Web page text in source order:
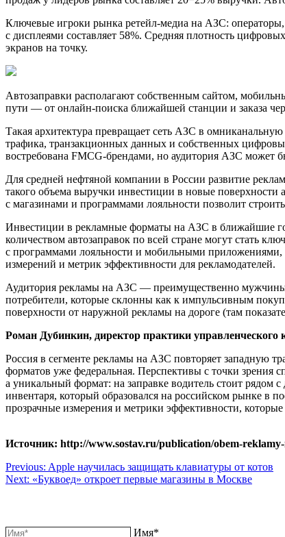
Ключевые игроки рынка ретейл-медиа на АЗС:
с дисплеями составляет 58%. Средняя плотность
экранов на точку.
Автозаправки располагают собственным сайтом,
пути — от онлайн-поиска ближайшей станции и заказа
Такая архитектура превращает сеть АЗС в
трафика, транзакционных данных и собственных
востребована FMCG-брендами, но аудитория АЗС может
Для средней нефтяной компании в России развитие
такого объема выручки инвестиции в новые
с магазинами и программами лояльности позволит
Инвестиции в рекламные форматы на АЗС в ближайшие
количеством автозаправок по всей стране могут стать
с программами лояльности и мобильными приложениями,
измерений и метрик эффективности для рекламодателей.
Аудитория рекламы на АЗС — преимущественно мужчины
потребители, которые склонны как к импульсивным
поверхности от наружной рекламы на дороге (там
Роман Дубинкин, директор практики управленческого
Россия в сегменте рекламы на АЗС повторяет западную
форматов уже федеральная. Перспективы с точки зрения
а уникальный формат: на заправке водитель стоит рядом
инвентаря, который образовался на российском рынке в
прозрачные измерения и метрики эффективности,
Источник: http://www.sostav.ru/publication/obem-
Навигация
по
Previous: Apple научилась защищать клавиатуры от котов
Next: «Буквоед» откроет первые магазины в Москве
Имя*